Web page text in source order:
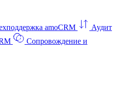
amoCRM
Аудит
Сопровождение и